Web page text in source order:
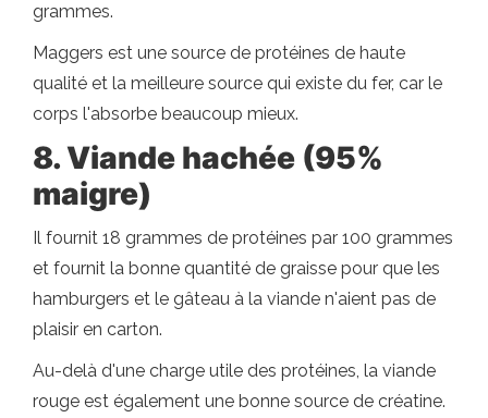
grammes.
Maggers est une source de protéines de haute
qualité et la meilleure source qui existe du fer, car le
corps l'absorbe beaucoup mieux.
8. Viande hachée (95%
maigre)
Il fournit 18 grammes de protéines par 100 grammes
et fournit la bonne quantité de graisse pour que les
hamburgers et le gâteau à la viande n'aient pas de
plaisir en carton.
Au-delà d'une charge utile des protéines, la viande
rouge est également une bonne source de créatine.